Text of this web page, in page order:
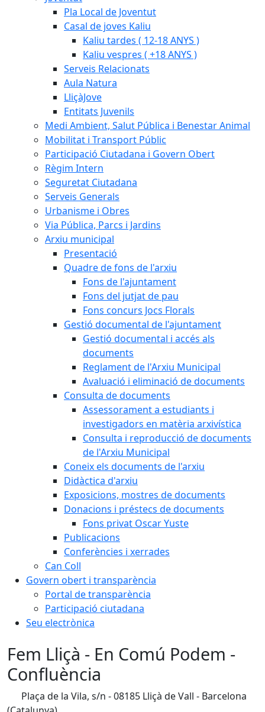
Pla Local de Joventut
Casal de joves Kaliu
Kaliu tardes ( 12-18 ANYS )
Kaliu vespres ( +18 ANYS )
Serveis Relacionats
Aula Natura
LliçàJove
Entitats Juvenils
Medi Ambient, Salut Pública i Benestar Animal
Mobilitat i Transport Públic
Participació Ciutadana i Govern Obert
Règim Intern
Seguretat Ciutadana
Serveis Generals
Urbanisme i Obres
Via Pública, Parcs i Jardins
Arxiu municipal
Presentació
Quadre de fons de l'arxiu
Fons de l'ajuntament
Fons del jutjat de pau
Fons concurs Jocs Florals
Gestió documental de l'ajuntament
Gestió documental i accés als
documents
Reglament de l'Arxiu Municipal
Avaluació i eliminació de documents
Consulta de documents
Assessorament a estudiants i
investigadors en matèria arxivística
Consulta i reproducció de documents
de l'Arxiu Municipal
Coneix els documents de l'arxiu
Didàctica d'arxiu
Exposicions, mostres de documents
Donacions i préstecs de documents
Fons privat Oscar Yuste
Publicacions
Conferències i xerrades
Can Coll
Govern obert i transparència
Portal de transparència
Participació ciutadana
Seu electrònica
Fem Lliçà - En Comú Podem -
Confluència
Plaça de la Vila, s/n - 08185 Lliçà de Vall - Barcelona